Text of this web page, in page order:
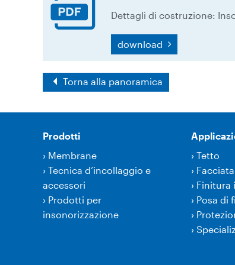
Dettagli di costruzione:
download
Torna alla panoramica
Prodotti
› Membrane
› Tecnica d’incollaggio e
accessori
› Prodotti per
insonorizzazione
› Tetto
› Facciata
› Finitura
› Posa di
›
›